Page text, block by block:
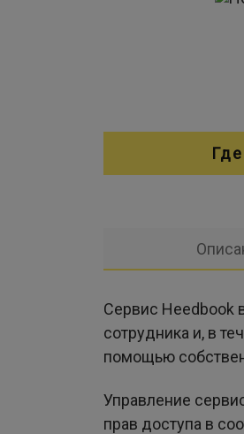
Сервис Heedbook
сотрудника и, в
помощью
Управление
прав доступа в